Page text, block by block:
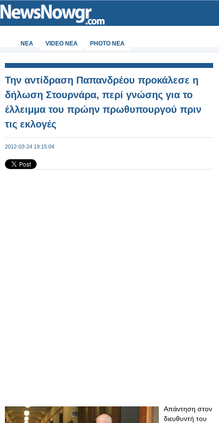
ΝΕΑ VIDEO NEA PHOTO NEA
Την αντίδραση Παπανδρέου προκάλεσε η
δήλωση Στουρνάρα, περί γνώσης για το
έλλειμμα του πρώην πρωθυπουργού πριν
τις εκλογές
2012-03-24 19:15:04
Απάντηση στον
διευθυντή του